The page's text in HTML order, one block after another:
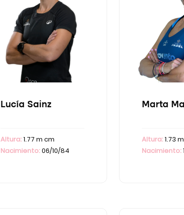
Lucía Sainz
Altura:1.77 m cm
Nacimiento:06/10/84
Marta
Altura:1.73
Nacimiento: